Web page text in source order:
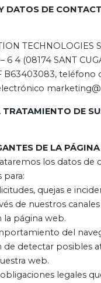
DATOS DE
TECHNOLOGIES
6 4 (08174 SANT
B63403083, teléfono
TRATAMIENTO DE
DE LA
los datos de
para:
quejas e
de nuestros
la página web.
del
de detectar posibles
web.
legales